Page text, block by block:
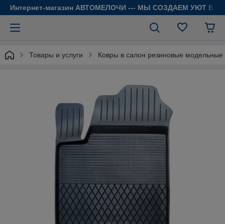
Интернет-магазин АВТОМЕЛОЧИ --- МЫ СОЗДАЕМ УЮТ В
Товары и услуги Ковры в салон резиновые модельные